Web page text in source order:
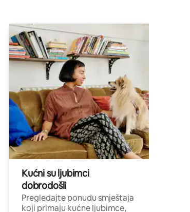
Kućni su ljubimci
dobrodošli
Pregledajte ponudu smještaja
koji primaju kućne ljubimce,